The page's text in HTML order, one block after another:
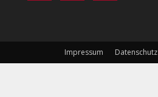
Impressum Datenschutz